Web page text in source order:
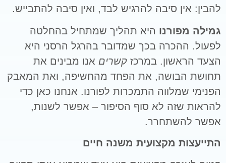
להבין: אין סיבה להרגיש לבד, ואין סיבה להתבייש.
גמילה מפורנו היא תהליך שמתחיל בהחלטה
לפעול. ההכרה בכך שמדובר בהרגל הרסני היא
הצעד הראשון. במרכז קשרים אנו מבינים את
תחושת הבושה, את הפחד מהחשיפה, ואת המאבק
הפנימי שמלווה התמכרות לפורנו. אנחנו כאן כדי
להראות שזה לא סוף הסיפור – אפשר לשנות,
אפשר להשתחרר.
התייעצות מקצועית משנה חיים